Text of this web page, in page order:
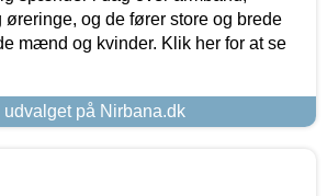
og de fører store og brede
mænd og kvinder. Klik her for at se
udvalget på Nirbana.dk